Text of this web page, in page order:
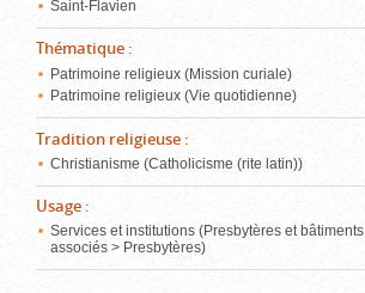
Saint-Flavien
Thématique :
Patrimoine religieux (Mission curiale)
Patrimoine religieux (Vie quotidienne)
Tradition religieuse :
Christianisme (Catholicisme (rite latin))
Usage :
Services et institutions (Presbytères et bâtiments
associés > Presbytères)